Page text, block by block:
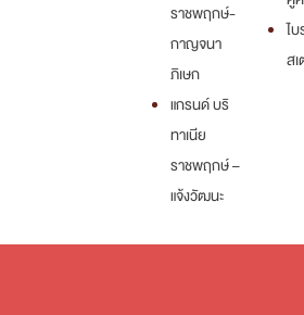
ราชพฤกษ์-
กาญจนา
ภิเษก
แกรนด์ บริ
ทาเนีย
ราชพฤกษ์ –
แจ้งวัฒนะ
ไ
ส